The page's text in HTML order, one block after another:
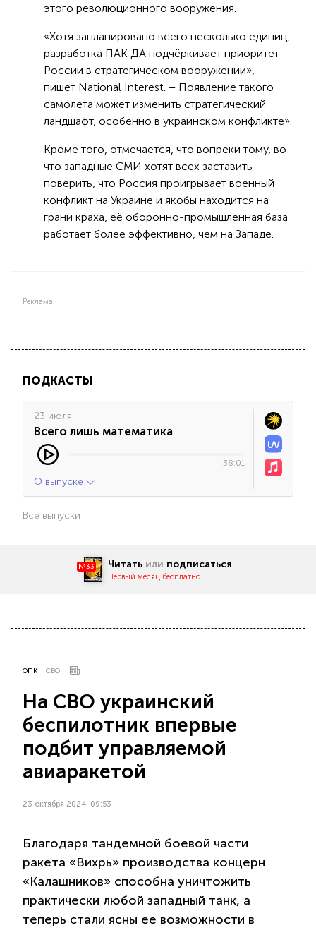
этого революционного вооружения.
«Хотя запланировано всего несколько единиц,
разработка ПАК ДА подчёркивает приоритет
России в стратегическом вооружении», –
пишет National Interest. – Появление такого
самолета может изменить стратегический
ландшафт, особенно в украинском конфликте».
Кроме того, отмечается, что вопреки тому, во
что западные СМИ хотят всех заставить
поверить, что Россия проигрывает военный
конфликт на Украине и якобы находится на
грани краха, её оборонно-промышленная база
работает более эффективно, чем на Западе.
Реклама
ПОДКАСТЫ
23 июля
Всего лишь математика
38:01
О выпуске
Все выпуски
№33 Читать или подписаться
Первый месяц бесплатно
ОПК СВО
На СВО украинский
беспилотник впервые
подбит управляемой
авиаракетой
23 октября 2024, 09:53
Благодаря тандемной боевой части
ракета «Вихрь» производства концерн
«Калашников» способна уничтожить
практически любой западный танк, а
теперь стали ясны ее возможности в